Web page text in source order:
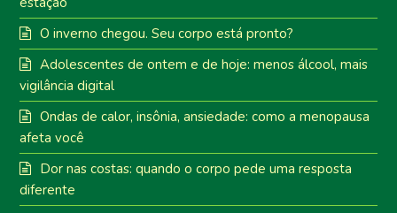
O inverno chegou. Seu corpo está pronto?
Adolescentes de ontem e de hoje: menos álcool, mais
vigilância digital
Ondas de calor, insônia, ansiedade: como a menopausa
afeta você
Dor nas costas: quando o corpo pede uma resposta
diferente